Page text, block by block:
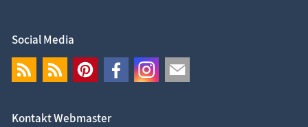
Social Media
Kontakt Webmaster